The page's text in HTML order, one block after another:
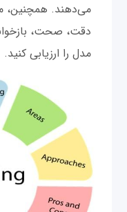
می‌دهند. همچنین،
دقت، صحت،
مدل را ارزیابی کنید.